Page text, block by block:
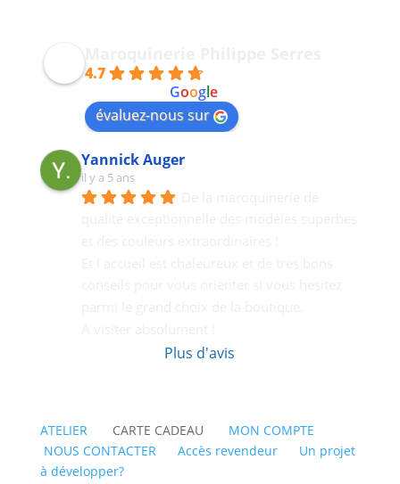
Maroquinerie Philippe Serres
4.7
Google
évaluez-nous sur
Yannick Auger
il y a 5 ans
Plus d'avis
ATELIERCARTE CADEAU MON COMPTE
NOUS CONTACTER
Accès revendeur
Un projet
à développer?